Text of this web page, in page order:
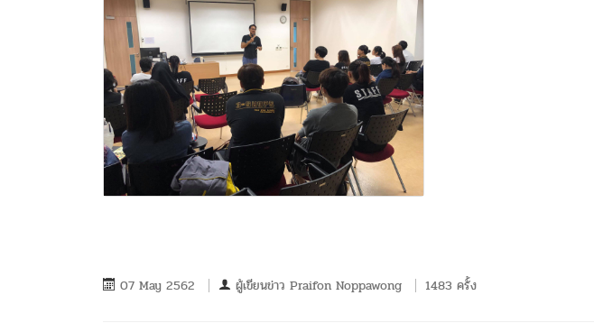
07 May 2562 ผู้เขียนข่าว Praifon Noppawong 1483 ครั้ง